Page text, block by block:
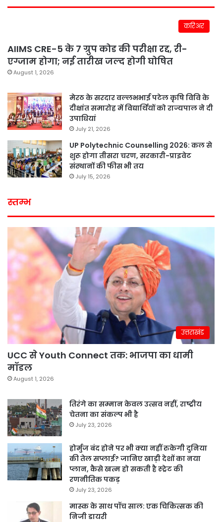
करिअर
AIIMS CRE-5 के 7 ग्रुप कोड की परीक्षा रद्द, री-
एग्जाम होगा; नई तारीख जल्द होगी घोषित
August 1, 2026
मेरठ के सरदार वल्लभभाई पटेल कृषि विवि के
दीक्षांत समारोह में विद्यार्थियों को राज्यपाल ने दी
उपाधियां
July 21, 2026
UP Polytechnic Counselling 2026: कल से
शुरू होगा तीसरा चरण, सरकारी-प्राइवेट
संस्थानों की फीस भी तय
July 15, 2026
स्तम्भ
उत्तराखंड
UCC से Youth Connect तक: भाजपा का धामी
मॉडल
August 1, 2026
तिरंगे का सम्मान केवल उत्सव नहीं, राष्ट्रीय
चेतना का संकल्प भी है
July 23, 2026
होर्मुज बंद होने पर भी क्या नहीं रुकेगी दुनिया
की तेल सप्लाई? जानिए खाड़ी देशों का नया
प्लान, कैसे खत्म हो सकती है स्ट्रेट की
रणनीतिक पकड़
July 23, 2026
मास्क के साथ पॉच साल: एक चिकित्सक की
निजी डायरी